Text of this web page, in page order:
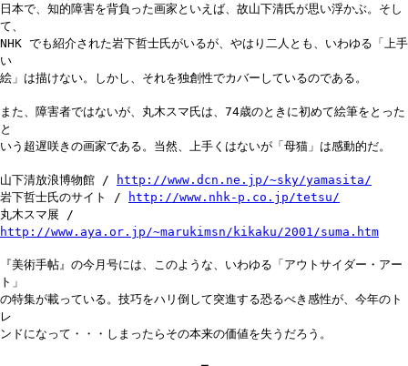
日本で、知的障害を背負った画家といえば、故山下清氏が思い浮かぶ。そし
て、
NHK でも紹介された岩下哲士氏がいるが、やはり二人とも、いわゆる「上手
い
絵」は描けない。しかし、それを独創性でカバーしているのである。
また、障害者ではないが、丸木スマ氏は、74歳のときに初めて絵筆をとった
と
いう超遅咲きの画家である。当然、上手くはないが「母猫」は感動的だ。
山下清放浪博物館 /
http://www.dcn.ne.jp/~sky/yamasita/
岩下哲士氏のサイト /
http://www.nhk-p.co.jp/tetsu/
丸木スマ展 /
http://www.aya.or.jp/~marukimsn/kikaku/2001/suma.htm
『美術手帖』の今月号には、このような、いわゆる「アウトサイダー・アー
ト」
の特集が載っている。技巧をハリ倒して突進する恐るべき感性が、今年のト
レ
ンドになって・・・しまったらその本来の価値を失うだろう。